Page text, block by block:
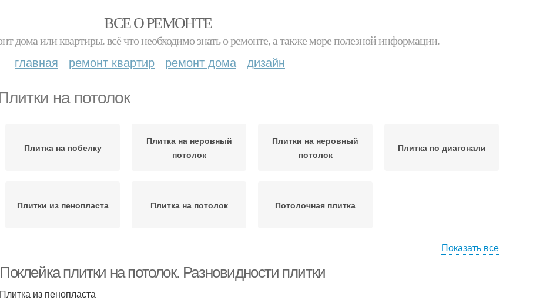
ВСЕ О РЕМОНТЕ
дома или квартиры. всё что необходимо знать о ремонте, а также море полезной информации.
главная ремонт квартир ремонт дома дизайн
на потолок
Плитка на побелку
Плитка на неровный
потолок
Плитки на неровный
потолок
Плитка по диагонали
Плитки из пенопласта Плитка на потолок Потолочная плитка
Показать все
Поклейка плитки на потолок. Разновидности плитки
Плитка из пенопласта